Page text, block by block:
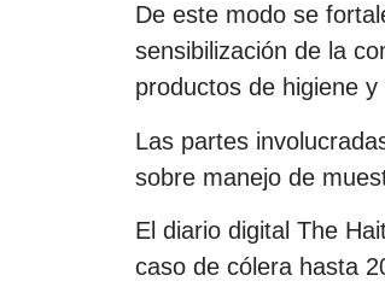
De este modo se
sensibilización de la
productos de higiene
Las partes
sobre manejo de
El diario digital The
caso de cólera hasta